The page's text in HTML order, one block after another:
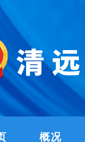
概况